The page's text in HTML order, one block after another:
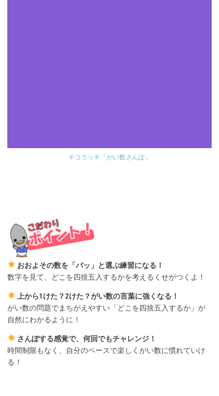
チコラッチ「がい数さんぽ」
おおよその数を「パッ」と選ぶ練習になる！
数字を見て、どこを四捨五入するかを考えるくせがつくよ！
上から1けた？2けた？がい数の言葉に強くなる！
がい数の問題でまちがえやすい「どこを四捨五入するか」が
自然にわかるように！
さんぽする感覚で、何回でもチャレンジ！
時間制限もなく、自分のペースで楽しくがい数に慣れていけ
る！